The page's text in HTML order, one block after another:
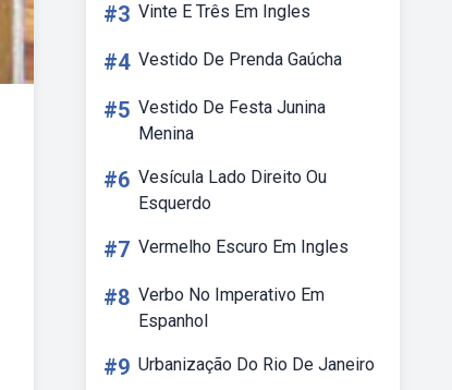
#3 Vinte E Três Em Ingles
#4 Vestido De Prenda Gaúcha
#5 Vestido De Festa Junina
Menina
#6 Vesícula Lado Direito Ou
Esquerdo
#7 Vermelho Escuro Em Ingles
#8 Verbo No Imperativo Em
Espanhol
#9 Urbanização Do Rio De Janeiro